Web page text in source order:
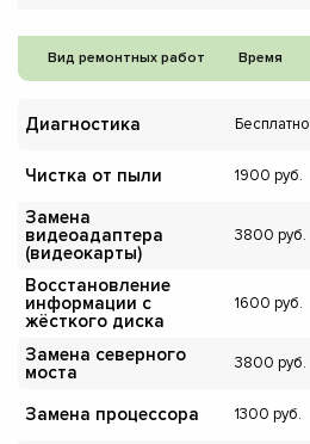
Вид ремонтных работ Время
Диагностика Бесплатно
Чистка от пыли 1900
Замена
видеоадаптера
(видеокарты)
3800
Восстановление
информации с
жёсткого диска
1600
Замена северного
моста
3800
Замена процессора 1300